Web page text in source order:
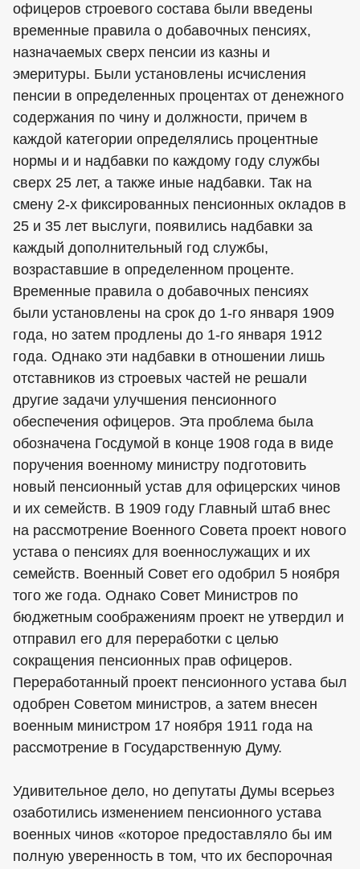
офицеров строевого состава были введены
временные правила о добавочных пенсиях,
назначаемых сверх пенсии из казны и
эмеритуры. Были установлены исчисления
пенсии в определенных процентах от денежного
содержания по чину и должности, причем в
каждой категории определялись процентные
нормы и и надбавки по каждому году службы
сверх 25 лет, а также иные надбавки. Так на
смену 2-х фиксированных пенсионных окладов в
25 и 35 лет выслуги, появились надбавки за
каждый дополнительный год службы,
возраставшие в определенном проценте.
Временные правила о добавочных пенсиях
были установлены на срок до 1-го января 1909
года, но затем продлены до 1-го января 1912
года. Однако эти надбавки в отношении лишь
отставников из строевых частей не решали
другие задачи улучшения пенсионного
обеспечения офицеров. Эта проблема была
обозначена Госдумой в конце 1908 года в виде
поручения военному министру подготовить
новый пенсионный устав для офицерских чинов
и их семейств. В 1909 году Главный штаб внес
на рассмотрение Военного Совета проект нового
устава о пенсиях для военнослужащих и их
семейств. Военный Совет его одобрил 5 ноября
того же года. Однако Совет Министров по
бюджетным соображениям проект не утвердил и
отправил его для переработки с целью
сокращения пенсионных прав офицеров.
Переработанный проект пенсионного устава был
одобрен Советом министров, а затем внесен
военным министром 17 ноября 1911 года на
рассмотрение в Государственную Думу.
Удивительное дело, но депутаты Думы всерьез
озаботились изменением пенсионного устава
военных чинов «которое предоставляло бы им
полную уверенность в том, что их беспорочная